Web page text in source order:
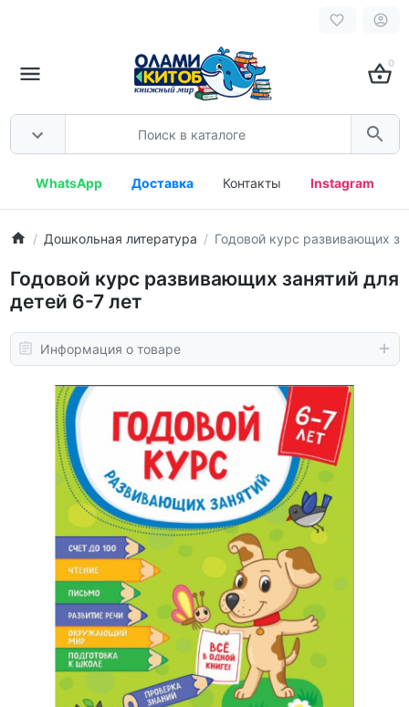
0
WhatsApp Доставка Контакты Instagram
Дошкольная литература Годовой курс развивающих
Годовой курс развивающих занятий для
детей 6-7 лет
Информация о товаре